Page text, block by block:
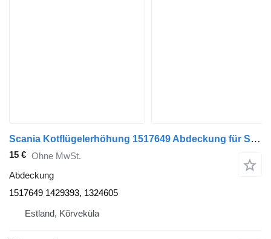
Scania Kotflügelerhöhung 1517649 Abdeckung für Scania P230 LKW
15 € Ohne MwSt.
Abdeckung
1517649 1429393, 1324605
Estland, Kõrveküla